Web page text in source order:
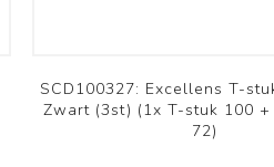
SCD100327: Excellens T-
Zwart (3st) (1x T-stuk 100
72)